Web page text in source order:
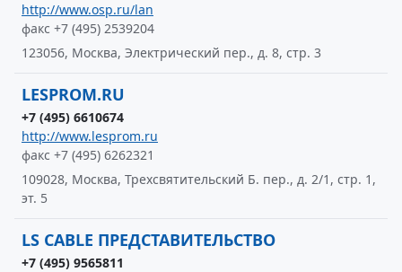
http://www.osp.ru/lan
факс +7 (495) 2539204
123056, Москва, Электрический пер., д. 8, стр. 3
LESPROM.RU
+7 (495) 6610674
http://www.lesprom.ru
факс +7 (495) 6262321
109028, Москва, Трехсвятительский Б. пер., д. 2/1, стр. 1,
эт. 5
LS CABLE ПРЕДСТАВИТЕЛЬСТВО
+7 (495) 9565811